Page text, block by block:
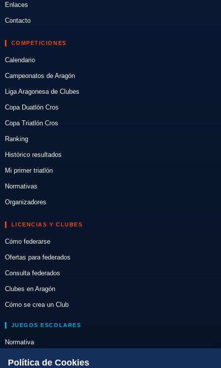
Enlaces
Contacto
COMPETICIONES
Calendario
Campeonatos de Aragón
Liga Aragonesa de Clubes
Copa Duatlón Cros
Copa Triatlón Cros
Ranking
Histórico resultados
Mi primer triatlón
Normativas
Organizadores
LICENCIAS Y CLUBES
Cómo federarse
Ofertas para federados
Consulta federados
Clubes en Aragón
Cómo se crea un Club
JUEGOS ESCOLARES
Normativa
Escuelas de Triatlón
Política de Cookies